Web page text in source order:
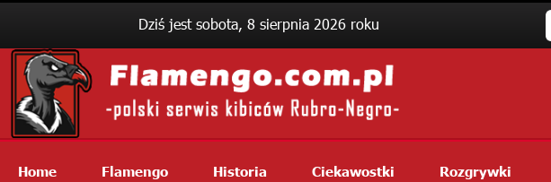
Dziś jest sobota, 8 sierpnia 2026 roku
Home Flamengo Historia Ciekawostki Rozgrywki